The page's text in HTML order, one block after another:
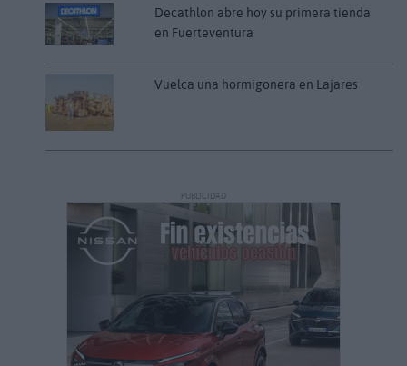
Decathlon abre hoy su primera tienda
en Fuerteventura
Vuelca una hormigonera en Lajares
PUBLICIDAD